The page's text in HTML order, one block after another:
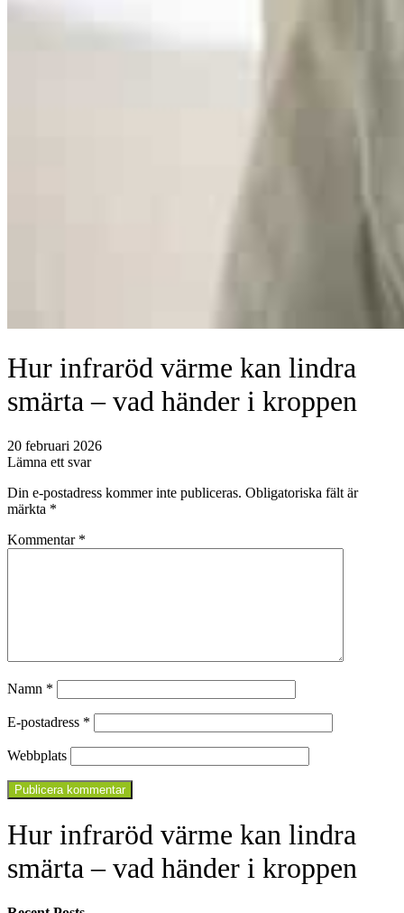
Hur infraröd värme kan lindra
smärta – vad händer i kroppen
20 februari 2026
Lämna ett svar
Din e-postadress kommer inte publiceras. Obligatoriska fält är
märkta *
Kommentar *
Namn *
E-postadress *
Webbplats
Hur infraröd värme kan lindra
smärta – vad händer i kroppen